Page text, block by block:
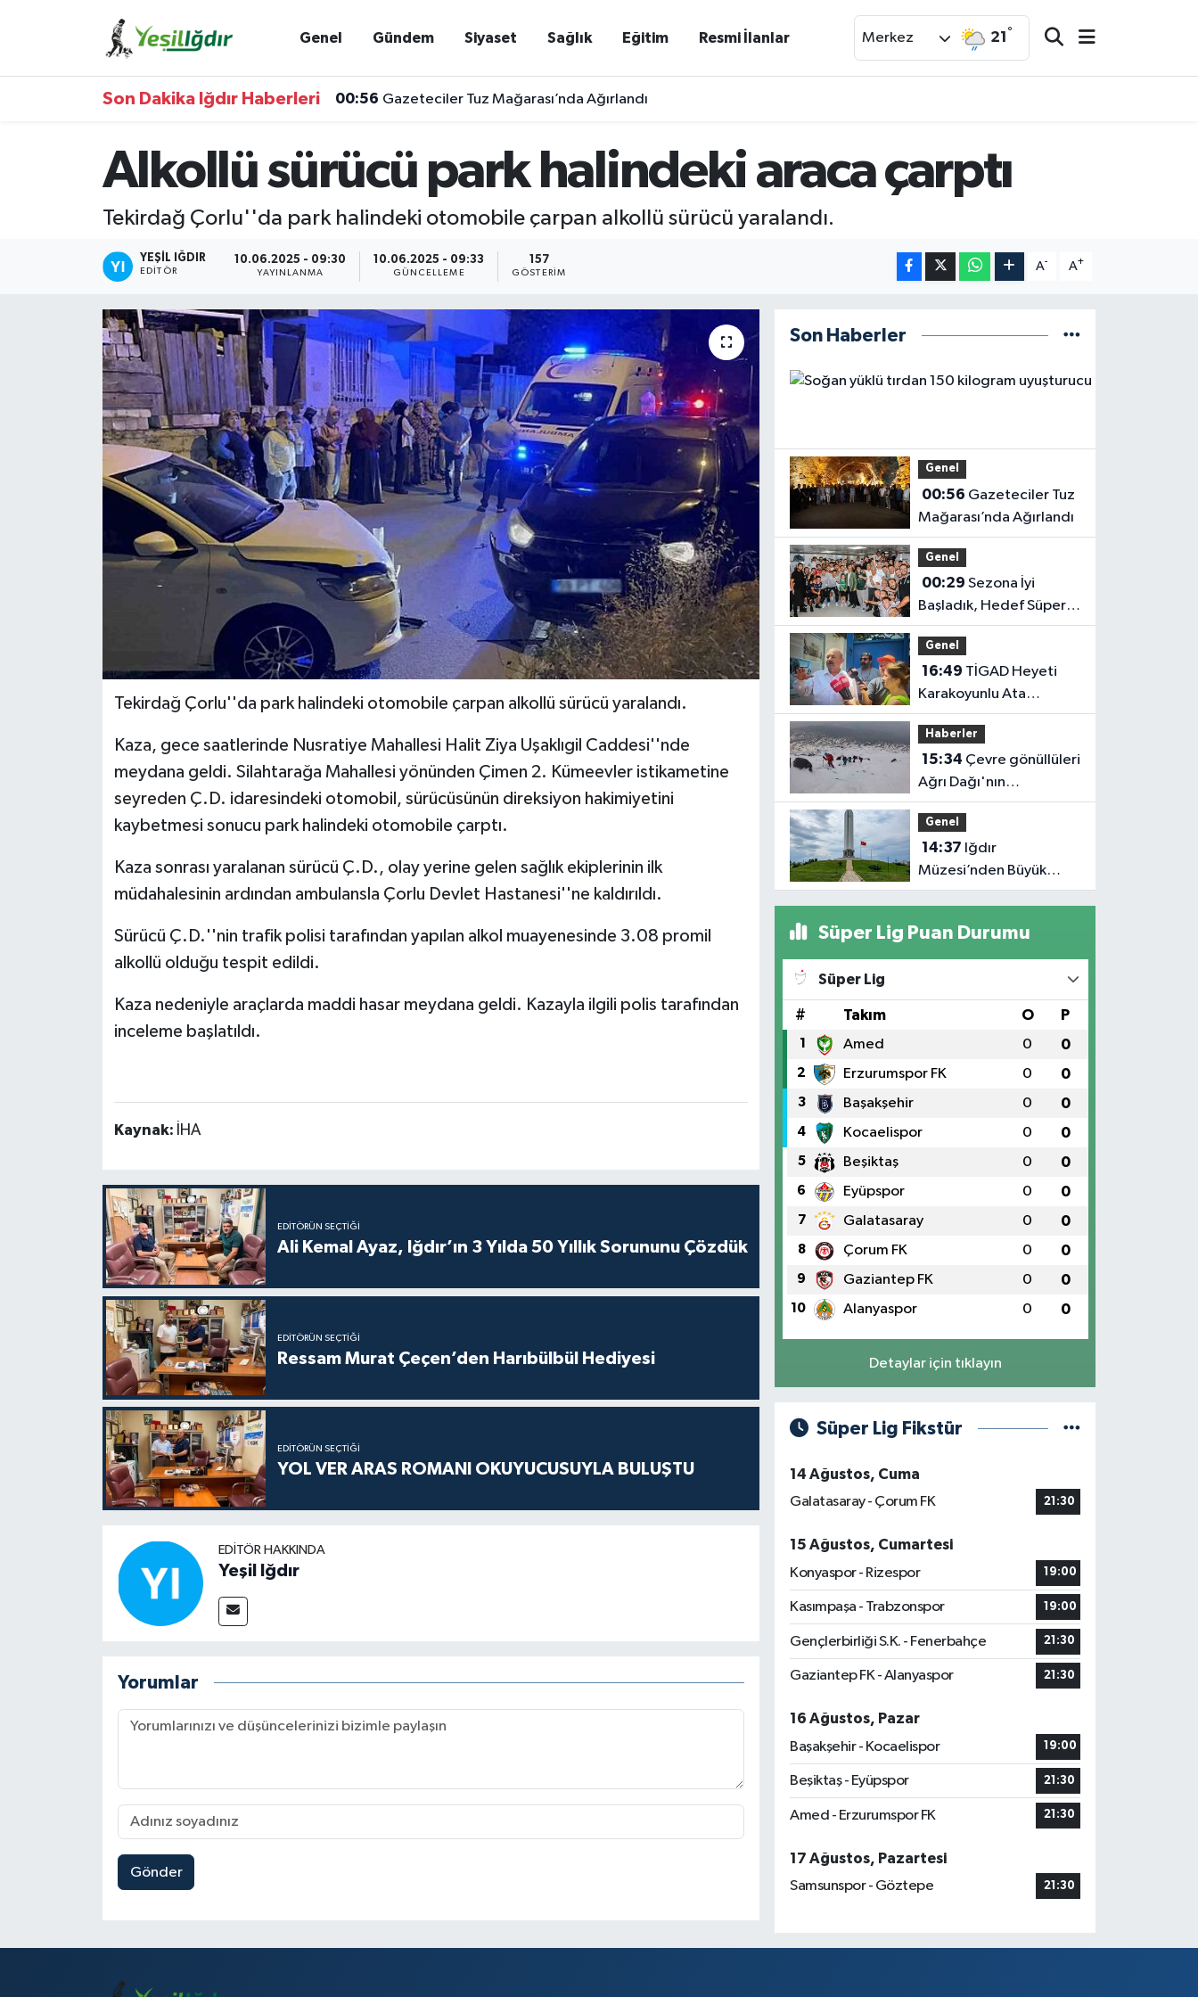
Genel Gündem Siyaset Sağlık Eğitim Resmi İlanlar Merkez 21 °
Son Dakika Iğdır Haberleri 00:56 Gazeteciler Tuz Mağarası’nda Ağırlandı
Alkollü sürücü park halindeki araca çarptı
Tekirdağ Çorlu''da park halindeki otomobile çarpan alkollü sürücü yaralandı.
YEŞIL IĞDIR
EDITÖR
10.06.2025 - 09:30
YAYINLANMA
10.06.2025 - 09:33
GÜNCELLEME
157
GÖSTERIM
A- A+
Tekirdağ Çorlu''da park halindeki otomobile çarpan alkollü sürücü yaralandı.
Kaza, gece saatlerinde Nusratiye Mahallesi Halit Ziya Uşaklıgil Caddesi''nde
meydana geldi. Silahtarağa Mahallesi yönünden Çimen 2. Kümeevler istikametine
seyreden Ç.D. idaresindeki otomobil, sürücüsünün direksiyon hakimiyetini
kaybetmesi sonucu park halindeki otomobile çarptı.
Kaza sonrası yaralanan sürücü Ç.D., olay yerine gelen sağlık ekiplerinin ilk
müdahalesinin ardından ambulansla Çorlu Devlet Hastanesi''ne kaldırıldı.
Sürücü Ç.D.''nin trafik polisi tarafından yapılan alkol muayenesinde 3.08 promil
alkollü olduğu tespit edildi.
Kaza nedeniyle araçlarda maddi hasar meydana geldi. Kazayla ilgili polis tarafından
inceleme başlatıldı.
Kaynak: İHA
EDITÖRÜN SEÇTIĞI
Ali Kemal Ayaz, Iğdır’ın 3 Yılda 50 Yıllık Sorununu Çözdük
EDITÖRÜN SEÇTIĞI
Ressam Murat Çeçen’den Harıbülbül Hediyesi
EDITÖRÜN SEÇTIĞI
YOL VER ARAS ROMANI OKUYUCUSUYLA BULUŞTU
EDITÖR HAKKINDA
Yeşil Iğdır
Yorumlar
Gönder
Son Haberler
Genel
00:56
Mağarası’nda Ağırlandı
Genel
00:29
Başladık, Hedef Süper
Lig
Genel
16:49
Karakoyunlu Ata
Ocağı’nda: Tarih ve
Kültür Aynı Çatı Altında
Buluştu
Haberler
15:34
Ağrı Dağı'nın
zirvesinden doğa için
seslendi
Genel
14:37
Müzesi’nden Büyük
Başarı: Türkiye
Yerleşti!
Süper Lig Puan Durumu
Süper Lig
# Takım O P
1 Amed 0 0
2 Erzurumspor FK 0 0
3 Başakşehir 0 0
4 Kocaelispor 0 0
5 Beşiktaş 0 0
6 Eyüpspor 0 0
7 Galatasaray 0 0
8 Çorum FK 0 0
9 Gaziantep FK 0 0
10 Alanyaspor 0 0
Detaylar için tıklayın
Süper Lig Fikstür
14 Ağustos, Cuma
Galatasaray - Çorum FK
21:30
15 Ağustos, Cumartesi
Konyaspor - Rizespor
19:00
Kasımpaşa - Trabzonspor 19:00
Gençlerbirliği S.K. - Fenerbahçe 21:30
Gaziantep FK - Alanyaspor 21:30
16 Ağustos, Pazar
Başakşehir - Kocaelispor
19:00
Beşiktaş - Eyüpspor 21:30
Amed - Erzurumspor FK 21:30
17 Ağustos, Pazartesi
Samsunspor - Göztepe
21:30
İğdir Namaz Vakitleri
Süper Lig Puan Durumu ve Fikstür
Son Dakika Haberleri
Haber Arşivi